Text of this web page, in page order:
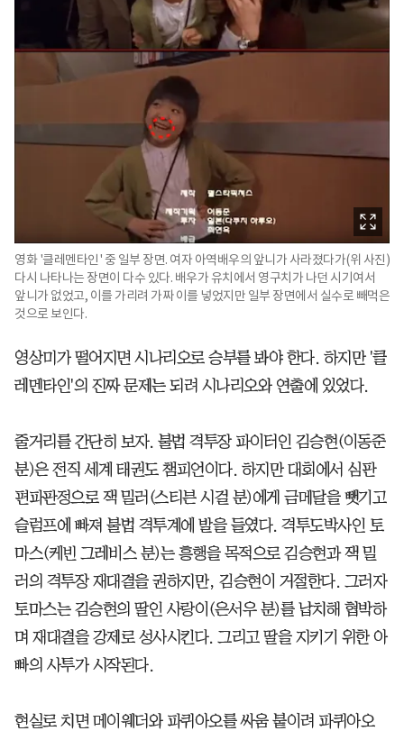
영화 '클레멘타인' 중 일부 장면. 여자 아역배우의 앞니가 사라졌다가(위 사진)
다시 나타나는 장면이 다수 있다. 배우가 유치에서 영구치가 나던 시기여서
앞니가 없었고, 이를 가리려 가짜 이를 넣었지만 일부 장면에서 실수로 빼먹은
것으로 보인다.
영상미가 떨어지면 시나리오로 승부를 봐야 한다. 하지만 '클
레멘타인'의 진짜 문제는 되려 시나리오와 연출에 있었다.
줄거리를 간단히 보자. 불법 격투장 파이터인 김승현(이동준
분)은 전직 세계 태권도 챔피언이다. 하지만 대회에서 심판
편파판정으로 잭 밀러(스티븐 시걸 분)에게 금메달을 뺏기고
슬럼프에 빠져 불법 격투계에 발을 들였다. 격투도박사인 토
마스(케빈 그레비스 분)는 흥행을 목적으로 김승현과 잭 밀
러의 격투장 재대결을 권하지만, 김승현이 거절한다. 그러자
토마스는 김승현의 딸인 사랑이(은서우 분)를 납치해 협박하
며 재대결을 강제로 성사시킨다. 그리고 딸을 지키기 위한 아
빠의 사투가 시작된다.
현실로 치면 메이웨더와 파퀴아오를 싸움 붙이려 파퀴아오